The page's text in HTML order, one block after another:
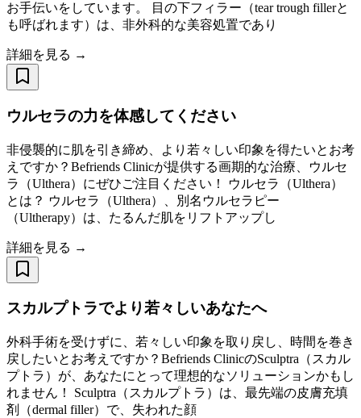
お手伝いをしています。 目の下フィラー（tear trough fillerと
も呼ばれます）は、非外科的な美容処置であり
詳細を見る →
ウルセラの力を体感してください
非侵襲的に肌を引き締め、より若々しい印象を得たいとお考
えですか？Befriends Clinicが提供する画期的な治療、ウルセ
ラ（Ulthera）にぜひご注目ください！ ウルセラ（Ulthera）
とは？ ウルセラ（Ulthera）、別名ウルセラピー
（Ultherapy）は、たるんだ肌をリフトアップし
詳細を見る →
スカルプトラでより若々しいあなたへ
外科手術を受けずに、若々しい印象を取り戻し、時間を巻き
戻したいとお考えですか？Befriends ClinicのSculptra（スカル
プトラ）が、あなたにとって理想的なソリューションかもし
れません！ Sculptra（スカルプトラ）は、最先端の皮膚充填
剤（dermal filler）で、失われた顔